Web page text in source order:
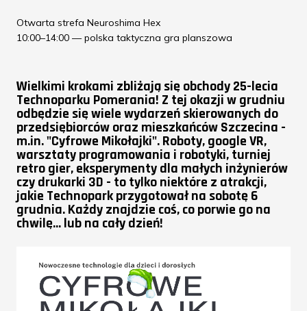
Wielkimi krokami zbliżają się obchody 25-lecia
Technoparku Pomerania! Z tej okazji w grudniu
odbędzie się wiele wydarzeń skierowanych do
przedsiębiorców oraz mieszkańców Szczecina -
m.in. "Cyfrowe Mikołajki". Roboty, google VR,
warsztaty programowania i robotyki, turniej
retro gier, eksperymenty dla małych inżynierów
czy drukarki 3D - to tylko niektóre z atrakcji,
jakie Technopark przygotował na sobotę 6
grudnia. Każdy znajdzie coś, co porwie go na
chwilę... lub na cały dzień!
Otwarta strefa Neuroshima Hex
10:00–14:00 — polska taktyczna gra planszowa